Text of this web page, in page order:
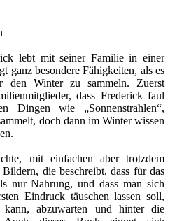
lebt mit seiner Familie in einer
ganz besondere Fähigkeiten, als es
den Winter zu sammeln. Zuerst
dass Frederick faul
Dingen wie „Sonnenstrahlen“,
doch dann im Winter wissen
mit einfachen aber trotzdem
die beschreibt, dass für das
nur Nahrung, und dass man sich
Eindruck täuschen lassen soll,
abzuwarten und hinter die